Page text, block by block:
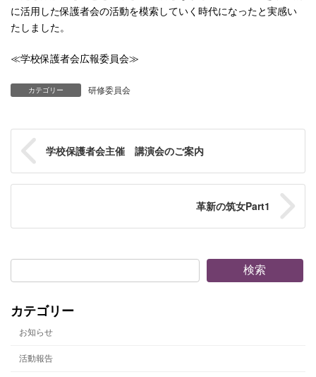
に活用した保護者会の活動を模索していく時代になったと実感い
たしました。
≪学校保護者会広報委員会≫
カテゴリー 研修委員会
学校保護者会主催 講演会のご案内
革新の筑女Part1
検索
カテゴリー
お知らせ
活動報告